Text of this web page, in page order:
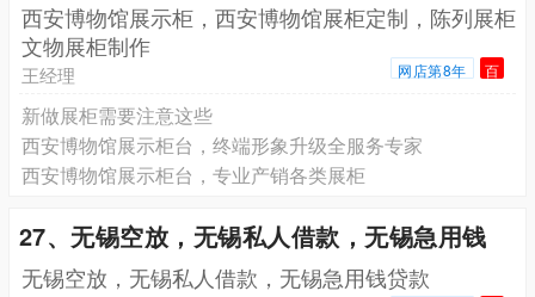
西安博物馆展示柜，西安博物馆展柜定制，陈列展柜
文物展柜制作
王经理 网店第8年 百
新做展柜需要注意这些
西安博物馆展示柜台，终端形象升级全服务专家
西安博物馆展示柜台，专业产销各类展柜
27、无锡空放，无锡私人借款，无锡急用钱
无锡空放，无锡私人借款，无锡急用钱贷款